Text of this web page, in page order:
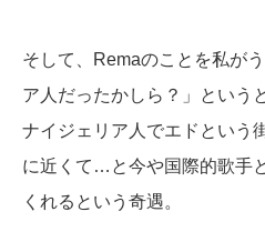
そして、Remaのことを私が
ア人だったかしら？」という
ナイジェリア人でエドという
に近くて…と今や国際的歌手
くれるという奇遇。